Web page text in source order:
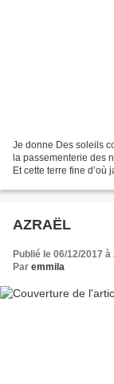
Je donne Des soleils
la passementerie des
Et cette terre fine
AZRAËL
Publié le 06/12/2017 à
Par emmila